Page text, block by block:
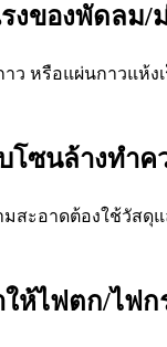
รงของพัดลม
ว หรือแผ่นกาวแห้
โซนล้างทำค
สะอาดต้องใช้วัสดุ
ห้ไฟตก/ไฟก